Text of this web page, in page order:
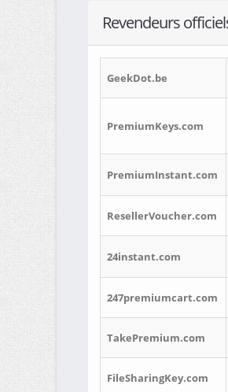
Revendeurs
GeekDot.be
PremiumKeys.com
PremiumInstant.com
ResellerVoucher.com
24instant.com
247premiumcart.com
TakePremium.com
FileSharingKey.com